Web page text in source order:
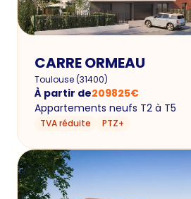
CARRE ORMEAU
Toulouse(31400)
À partir de209825€
Appartements neufs T2 à T5
TVA réduite PTZ+